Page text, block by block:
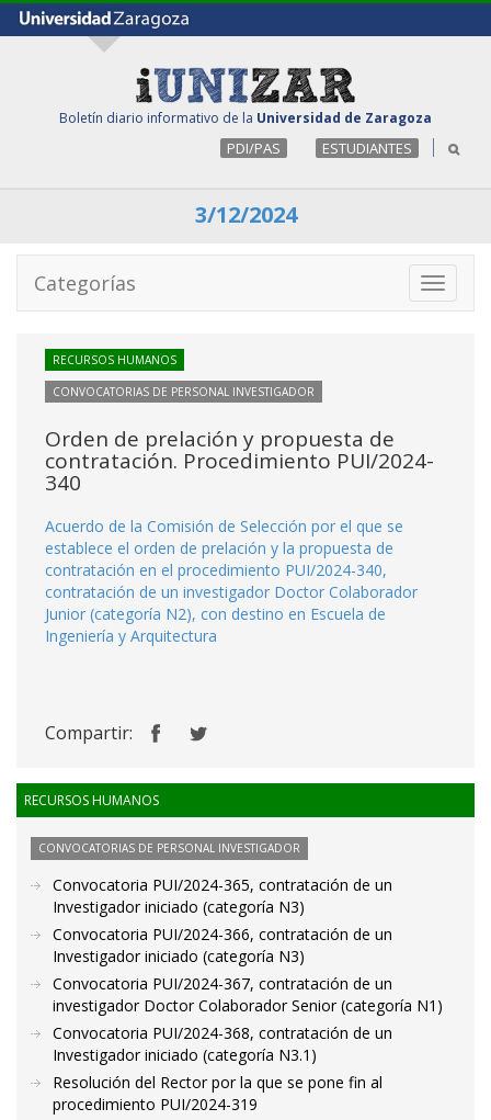
Boletín diario informativo de la Universidad de Zaragoza
PDI/PAS ESTUDIANTES
3/12/2024
Toggle
Categorías
RECURSOS HUMANOS
CONVOCATORIAS DE PERSONAL INVESTIGADOR
Orden de prelación y propuesta de
contratación. Procedimiento PUI/2024-
340
Acuerdo de la Comisión de Selección por el que se
establece el orden de prelación y la propuesta de
contratación en el procedimiento PUI/2024-340,
contratación de un investigador Doctor Colaborador
Junior (categoría N2), con destino en Escuela de
Ingeniería y Arquitectura
Compartir:
RECURSOS HUMANOS
CONVOCATORIAS DE PERSONAL INVESTIGADOR
Convocatoria PUI/2024-365, contratación de un
Investigador iniciado (categoría N3)
Convocatoria PUI/2024-366, contratación de un
Investigador iniciado (categoría N3)
Convocatoria PUI/2024-367, contratación de un
investigador Doctor Colaborador Senior (categoría N1)
Convocatoria PUI/2024-368, contratación de un
Investigador iniciado (categoría N3.1)
Resolución del Rector por la que se pone fin al
procedimiento PUI/2024-319